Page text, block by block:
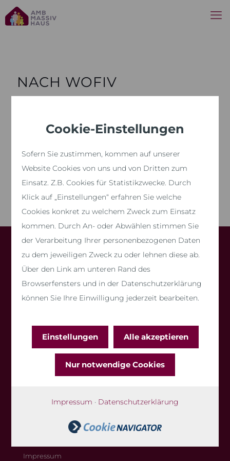
Cookie-Einstellungen
Sofern Sie zustimmen, kommen auf unserer
Website Cookies von uns und von Dritten zum
Einsatz. Z.B. Cookies für Statistikzwecke. Durch
Klick auf „Einstellungen“ erfahren Sie welche
Cookies konkret zu welchem Zweck zum Einsatz
kommen. Durch An- oder Abwählen stimmen Sie
der Verarbeitung Ihrer personenbezogenen Daten
zu dem jeweiligen Zweck zu oder lehnen diese ab.
Über den Link am unteren Rand des
Browserfensters und in der Datenschutzerklärung
können Sie Ihre Einwilligung jederzeit bearbeiten.
Einstellungen Alle akzeptieren
Nur notwendige Cookies
Impressum · Datenschutzerklärung
NACH WOFIV
Die Berechnung der Wohnflächen basiert auf der
Wohnflächenverordnung (WoFIV). Bei der Wohnfläche
bei Änderungen der Standardausführungen können
können Sonderwünsche enthalten. Alle Angaben ohne
Gewähr, Änderungen vorbehalten.
ENERGIEEFFIZIENT.
BEZAHLBAR.
Tel. 07249 9549736
Impressum